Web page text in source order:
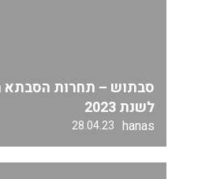
סבתוש – תחרות הסבתא
לשנת 2023
hanas
28.04.23